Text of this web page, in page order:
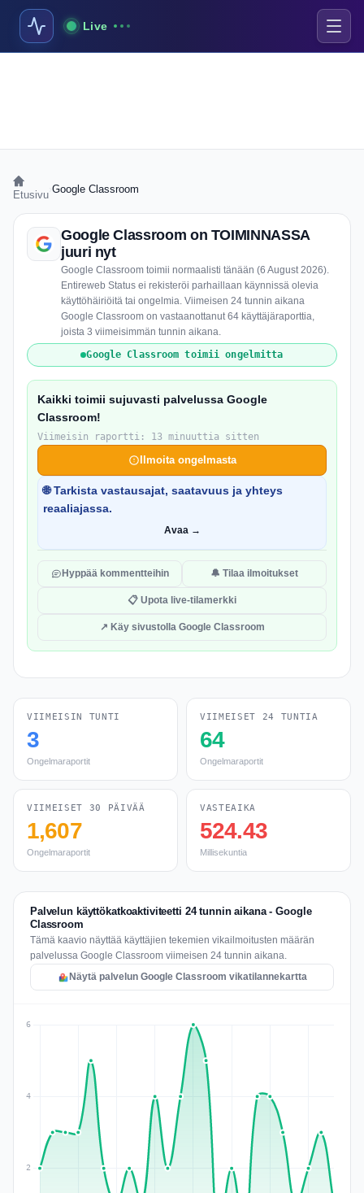
Live
Etusivu Google Classroom
Google Classroom on TOIMINNASSA
juuri nyt
Google Classroom toimii normaalisti tänään (6 August 2026).
Entireweb Status ei rekisteröi parhaillaan käynnissä olevia
käyttöhäiriöitä tai ongelmia. Viimeisen 24 tunnin aikana
Google Classroom on vastaanottanut 64 käyttäjäraporttia,
joista 3 viimeisimmän tunnin aikana.
Google Classroom toimii ongelmitta
Kaikki toimii sujuvasti palvelussa Google
Classroom!
Viimeisin raportti: 13 minuuttia sitten
Ilmoita ongelmasta
🌐 Tarkista vastausajat, saatavuus ja yhteys
reaaliajassa.
Avaa →
Hyppää kommentteihin 🔔 Tilaa ilmoitukset
📋 Upota live-tilamerkki
↗ Käy sivustolla Google Classroom
VIIMEISIN TUNTI
3
Ongelmaraportit
VIIMEISET 24 TUNTIA
64
Ongelmaraportit
VIIMEISET 30 PÄIVÄÄ
1,607
Ongelmaraportit
VASTEAIKA
524.43
Millisekuntia
Palvelun käyttökatkoaktiviteetti 24 tunnin aikana - Google
Classroom
Tämä kaavio näyttää käyttäjien tekemien vikailmoitusten määrän
palvelussa Google Classroom viimeisen 24 tunnin aikana.
Näytä palvelun Google Classroom vikatilannekartta